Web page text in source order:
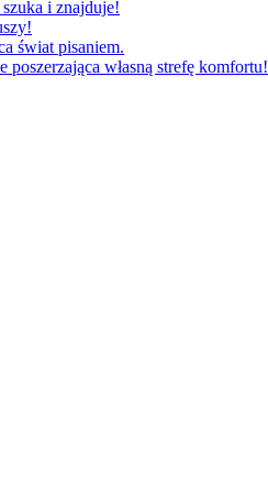
i znajduje!
świat pisaniem.
własną strefę komfortu!